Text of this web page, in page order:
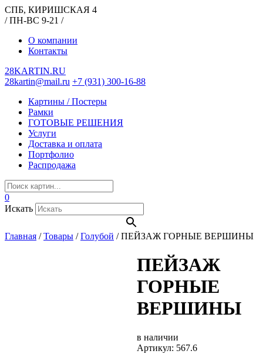
СПБ, КИРИШСКАЯ 4
/ ПН-ВС 9-21 /
О компании
Контакты
28KARTIN.RU
28kartin@mail.ru +7 (931) 300-16-88
Картины / Постеры
Рамки
ГОТОВЫЕ РЕШЕНИЯ
Услуги
Доставка и оплата
Портфолио
Распродажа
0
Искать
Главная /Товары /Голубой /ПЕЙЗАЖ ГОРНЫЕ ВЕРШИНЫ
ПЕЙЗАЖ
ГОРНЫЕ
ВЕРШИНЫ
в наличии
Артикул: 567.6